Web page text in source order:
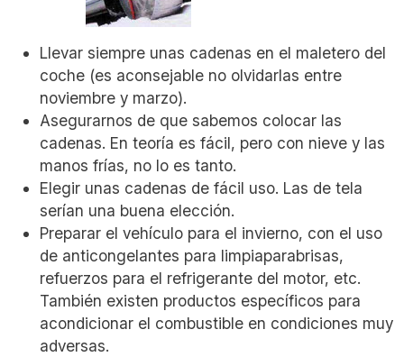
Llevar siempre unas cadenas en el maletero del
coche (es aconsejable no olvidarlas entre
noviembre y marzo).
Asegurarnos de que sabemos colocar las
cadenas. En teoría es fácil, pero con nieve y las
manos frías, no lo es tanto.
Elegir unas cadenas de fácil uso. Las de tela
serían una buena elección.
Preparar el vehículo para el invierno, con el uso
de anticongelantes para limpiaparabrisas,
refuerzos para el refrigerante del motor, etc.
También existen productos específicos para
acondicionar el combustible en condiciones muy
adversas.